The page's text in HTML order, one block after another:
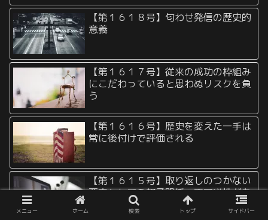
【第１６１８号】匂わせ発信の歴史的
意義
【第１６１７号】従来の成功の枠組み
にこだわっていると思わぬリスクを負
う
【第１６１６号】歴史を変えた一手は
常に後付けで評価される
【第１６１５号】取り返しのつかない
要素としての親子関係：不可逆性がも
たらす選択
メニュー ホーム 検索 トップ サイドバー